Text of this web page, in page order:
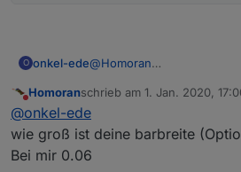
O onkel-ede@Homoran
Beschriftung, die Balken
Nicht stören
Homoranschrieb am 1. Jan. 2020,
zuletzt editiert von
@onkel-ede
wie groß ist deine barbreite
Bei mir 0.06